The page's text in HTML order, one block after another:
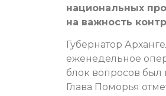
национальных
на важность
Губернатор
еженедельное
блок вопросов
Глава Поморья